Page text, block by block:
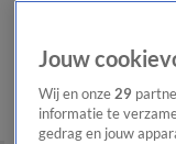
Jouw
Wij en onze 29
informatie te
gedrag en jouw